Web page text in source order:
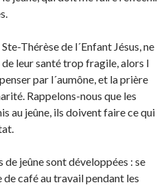
Thérèse de l´Enfant Jésus, ne
leur santé trop fragile, alors l
par l´aumône, et la prière
Rappelons-nous que les
au jeûne, ils doivent faire ce qui
jeûne sont développées : se
café au travail pendant les